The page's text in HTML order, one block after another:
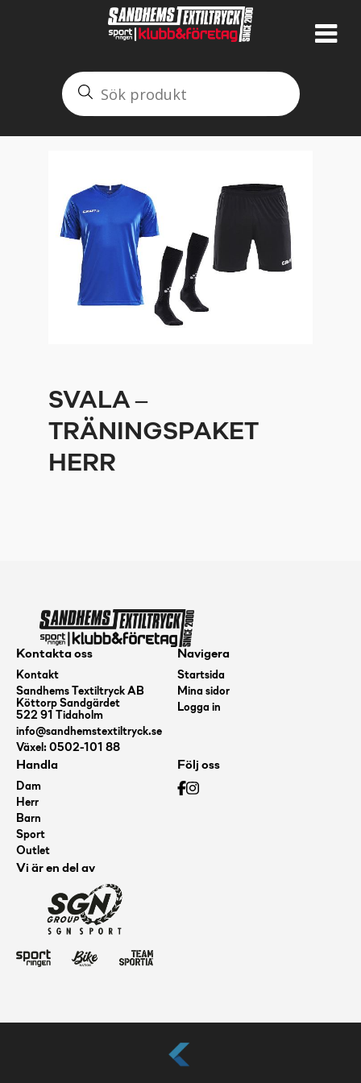
SVALA –
TRÄNINGSPAKET
HERR
Kontakta oss
Kontakt
Sandhems Textiltryck AB
Köttorp Sandgärdet
522 91 Tidaholm
info@sandhemstextiltryck.se
Växel: 0502-101 88
Navigera
Startsida
Mina sidor
Logga in
Handla
Dam
Herr
Barn
Sport
Outlet
Följ oss
Vi är en del av